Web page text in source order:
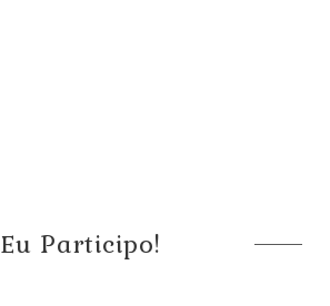
Eu Participo!